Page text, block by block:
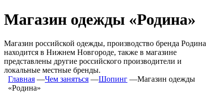
Магазин одежды «Родина»
Магазин российской одежды, производство бренда Родина
находится в Нижнем Новгороде, также в магазине
представлены другие российского производители и
локальные местные бренды.
Главная ―Чем заняться ―Шопинг ―Магазин одежды
«Родина»